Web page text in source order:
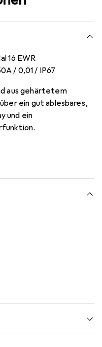
16 EWR
/ 0,01 / IP67
aus gehärtetem
ein gut ablesbares,
und ein